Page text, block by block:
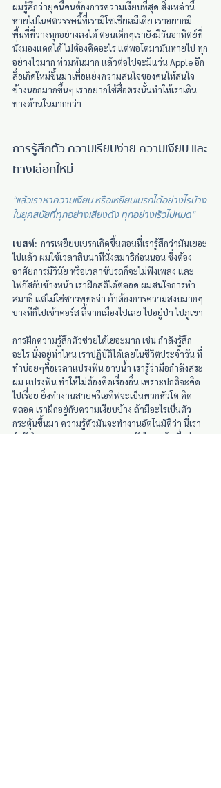
ผมรู้สึกว่ายุคนี้คนต้องการความเงียบที่สุด สิ่งเหล่านี้
หายไปในศตวรรษนี้ที่เรามีโซเชียลมีเดีย เราอยากมี
พื้นที่ที่วางทุกอย่างลงได้ ตอนเด็กๆเรายังมีวันอาทิตย์ที่
นั่งมองแดดได้ ไม่ต้องคิดอะไร แต่พอโตมามันหายไป ทุก
อย่างไวมาก ท่วมท้นมาก แล้วต่อไปจะมีแว่น Apple อีก
สื่อเกิดใหม่ขึ้นมาเพื่อแย่งความสนใจของคนให้สนใจ
ข้างนอกมากขึ้นๆ เราอยากใช้สื่อตรงนั้นทำให้เราเดิน
ทางด้านในมากกว่า
การรู้สึกตัว ความเรียบง่าย ความเงียบ และ
ทางเลือกใหม่
“แล้วเราหาความเงียบ หรือเหยียบเบรกได้อย่างไรบ้าง
ในยุคสมัยที่ทุกอย่างเสียงดัง ทุกอย่างเร็วไปหมด”
เบสท์: การเหยียบเบรกเกิดขึ้นตอนที่เรารู้สึกว่ามันเยอะ
ไปแล้ว ผมใช้เวลาสิบนาทีนั่งสมาธิก่อนนอน ซึ่งต้อง
อาศัยการมีวินัย หรือเวลาขับรถก็จะไม่ฟังเพลง และ
โฟกัสกับข้างหน้า เราฝึกสติได้ตลอด ผมสนใจการทำ
สมาธิ แต่ไม่ใช่ชาวพุทธจ๋า ถ้าต้องการความสงบมากๆ
บางทีก็ไปเข้าคอร์ส ลี้จากเมืองไปเลย ไปอยู่ป่า ไปภูเขา
การฝึกความรู้สึกตัวช่วยได้เยอะมาก เช่น กำลังรู้สึก
อะไร นั่งอยู่ท่าไหน เราปฏิบัติได้เลยในชีวิตประจำวัน ที่
ทำบ่อยๆคือเวลาแปรงฟัน อาบน้ำ เรารู้ว่ามือกำลังสระ
ผม แปรงฟัน ทำให้ไม่ต้องคิดเรื่องอื่น เพราะปกติจะคิด
ไปเรื่อย ยิ่งทำงานสายครีเอทีฟจะเป็นพวกหัวโต คิด
ตลอด เราฝึกอยู่กับความเงียบบ้าง ถ้ามีอะไรเป็นตัว
กระตุ้นขึ้นมา ความรู้ตัวมันจะทำงานอัตโนมัติว่า นี่เรา
กำลังโกรธมากนะ เราจะตอบสนองยังไงวะ ถ้าเมื่อก่อน